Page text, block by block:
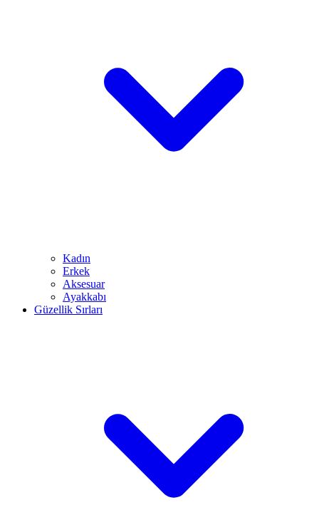
Kadın
Erkek
Aksesuar
Ayakkabı
Güzellik Sırları